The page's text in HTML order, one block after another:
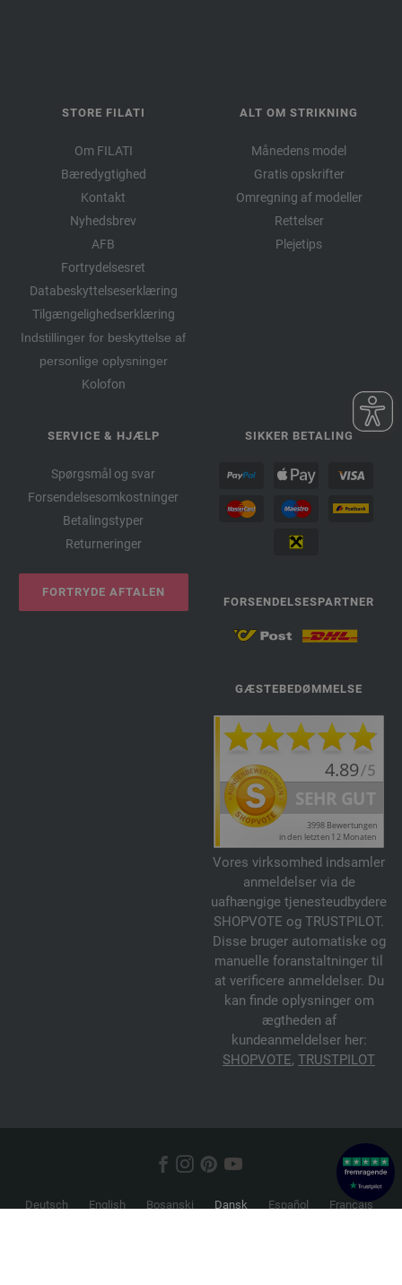
STORE FILATI
Om FILATI
Bæredygtighed
Kontakt
Nyhedsbrev
AFB
Fortrydelsesret
Databeskyttelseserklæring
Tilgængelighedserklæring
Indstillinger for beskyttelse af
personlige oplysninger
Kolofon
ALT OM STRIKNING
Månedens model
Gratis opskrifter
Omregning af modeller
Rettelser
Plejetips
SERVICE & HJÆLP
Spørgsmål og svar
Forsendelsesomkostninger
Betalingstyper
Returneringer
FORTRYDE AFTALEN
SIKKER BETALING
FORSENDELSESPARTNER
GÆSTEBEDØMMELSE
Vores virksomhed indsamler
anmeldelser via de
uafhængige tjenesteudbydere
SHOPVOTE og TRUSTPILOT.
Disse bruger automatiske og
manuelle foranstaltninger til
at verificere anmeldelser. Du
kan finde oplysninger om
ægtheden af
kundeanmeldelser her:
SHOPVOTE, TRUSTPILOT
Deutsch English Bosanski Dansk Español
Français